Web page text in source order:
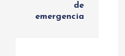
de
emergencia